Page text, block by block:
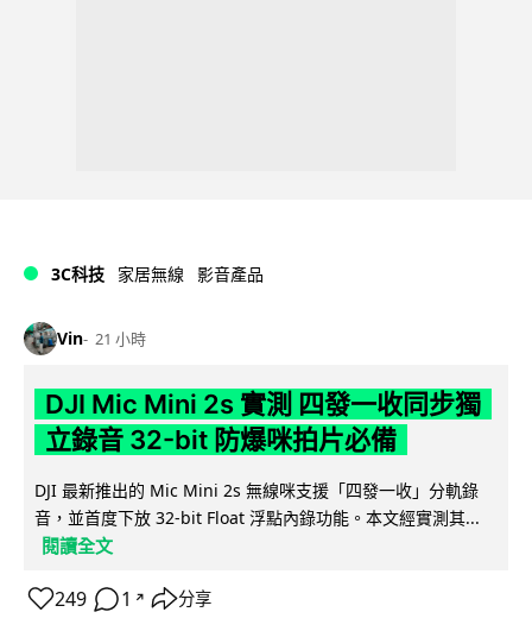
3C科技 家居無線 影音產品
Vin 21 小時
DJI Mic Mini 2s 實測 四發一收同步獨
立錄音 32-bit 防爆咪拍片必備
DJI 最新推出的 Mic Mini 2s 無線咪支援「四發一收」分軌錄
音，並首度下放 32-bit Float 浮點內錄功能。本文經實測其...
閱讀全文
249 1 ↗ 分享